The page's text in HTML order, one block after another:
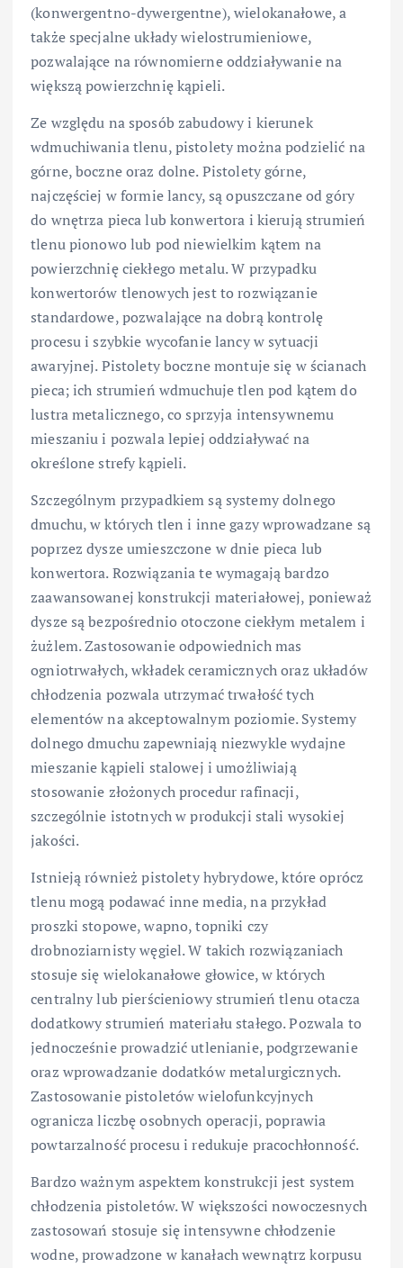
(konwergentno-dywergentne), wielokanałowe, a
także specjalne układy wielostrumieniowe,
pozwalające na równomierne oddziaływanie na
większą powierzchnię kąpieli.
Ze względu na sposób zabudowy i kierunek
wdmuchiwania tlenu, pistolety można podzielić na
górne, boczne oraz dolne. Pistolety górne,
najczęściej w formie lancy, są opuszczane od góry
do wnętrza pieca lub konwertora i kierują strumień
tlenu pionowo lub pod niewielkim kątem na
powierzchnię ciekłego metalu. W przypadku
konwertorów tlenowych jest to rozwiązanie
standardowe, pozwalające na dobrą kontrolę
procesu i szybkie wycofanie lancy w sytuacji
awaryjnej. Pistolety boczne montuje się w ścianach
pieca; ich strumień wdmuchuje tlen pod kątem do
lustra metalicznego, co sprzyja intensywnemu
mieszaniu i pozwala lepiej oddziaływać na
określone strefy kąpieli.
Szczególnym przypadkiem są systemy dolnego
dmuchu, w których tlen i inne gazy wprowadzane są
poprzez dysze umieszczone w dnie pieca lub
konwertora. Rozwiązania te wymagają bardzo
zaawansowanej konstrukcji materiałowej, ponieważ
dysze są bezpośrednio otoczone ciekłym metalem i
żużlem. Zastosowanie odpowiednich mas
ogniotrwałych, wkładek ceramicznych oraz układów
chłodzenia pozwala utrzymać trwałość tych
elementów na akceptowalnym poziomie. Systemy
dolnego dmuchu zapewniają niezwykle wydajne
mieszanie kąpieli stalowej i umożliwiają
stosowanie złożonych procedur rafinacji,
szczególnie istotnych w produkcji stali wysokiej
jakości.
Istnieją również pistolety hybrydowe, które oprócz
tlenu mogą podawać inne media, na przykład
proszki stopowe, wapno, topniki czy
drobnoziarnisty węgiel. W takich rozwiązaniach
stosuje się wielokanałowe głowice, w których
centralny lub pierścieniowy strumień tlenu otacza
dodatkowy strumień materiału stałego. Pozwala to
jednocześnie prowadzić utlenianie, podgrzewanie
oraz wprowadzanie dodatków metalurgicznych.
Zastosowanie pistoletów wielofunkcyjnych
ogranicza liczbę osobnych operacji, poprawia
powtarzalność procesu i redukuje pracochłonność.
Bardzo ważnym aspektem konstrukcji jest system
chłodzenia pistoletów. W większości nowoczesnych
zastosowań stosuje się intensywne chłodzenie
wodne, prowadzone w kanałach wewnątrz korpusu